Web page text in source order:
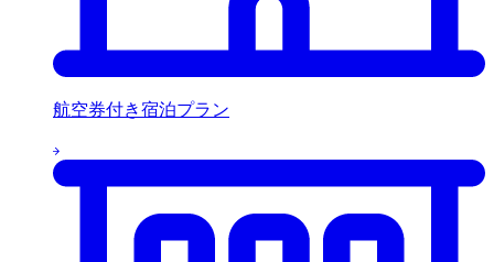
航空券付き宿泊プラン